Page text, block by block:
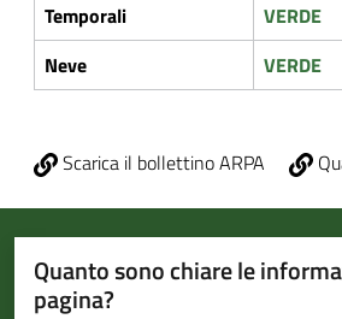
Temporali
VERDE
Neve
VERDE
Scarica il bollettino ARPA
Quanto sono chiare le
pagina?